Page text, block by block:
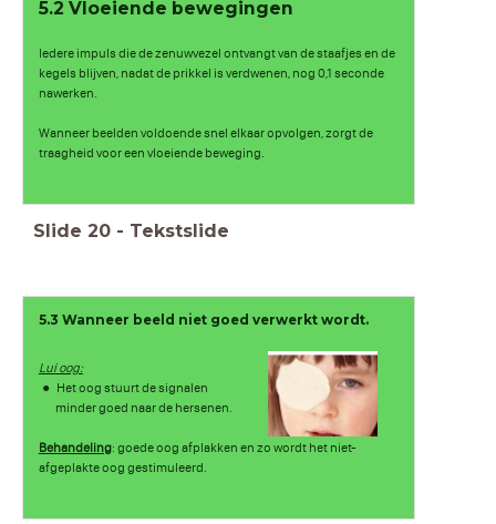
5.2 Vloeiende bewegingen
Iedere impuls die de zenuwvezel ontvangt van de staafjes en de
kegels blijven, nadat de prikkel is verdwenen, nog 0,1 seconde
nawerken.
Wanneer beelden voldoende snel elkaar opvolgen, zorgt de
traagheid voor een vloeiende beweging.
Slide 20 - Tekstslide
5.3 Wanneer beeld niet goed verwerkt wordt.
Lui oog:
Het oog stuurt de signalen
minder goed naar de hersenen.
Behandeling: goede oog afplakken en zo wordt het niet-
afgeplakte oog gestimuleerd.